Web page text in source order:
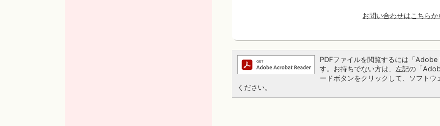
お問い合わせはこちらか
PDFファイルを閲覧するには「
す。お持ちでない方は、左記の「
ードボタンをクリックして、ソフト
ください。